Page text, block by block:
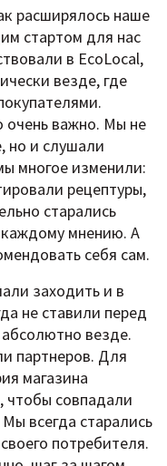
расширялось наше
стартом для нас
в EcoLocal,
везде, где
очень важно. Мы не
но и слушали
многое изменили:
рецептуры,
старались
каждому мнению. А
себя сам.
заходить и в
не ставили перед
везде.
партнеров. Для
магазина
чтобы совпадали
всегда старались
потребителя.